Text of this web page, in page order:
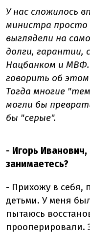
У нас сложилось
министра просто
выглядели на
долги,
Нацбанком и
говорить об
Тогда многие
могли бы
бы "серые".
- Игорь
занимаетесь?
- Прихожу в себя,
детьми. У меня
пытаюсь
прооперировали.